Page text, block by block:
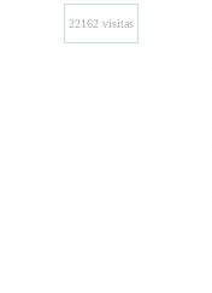
22162 visitas